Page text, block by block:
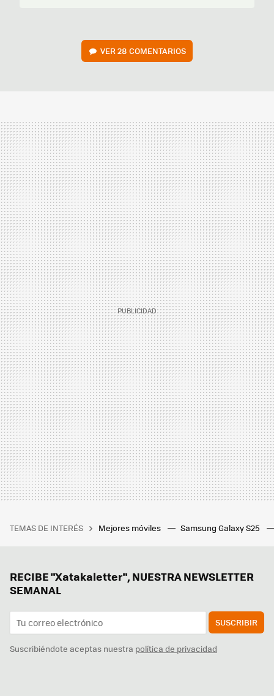
VER28 COMENTARIOS
TEMAS DE INTERÉS Mejores móviles Samsung Galaxy S25
RECIBE "Xatakaletter", NUESTRA NEWSLETTER
SEMANAL
SUSCRIBIR
Suscribiéndote aceptas nuestra política de privacidad